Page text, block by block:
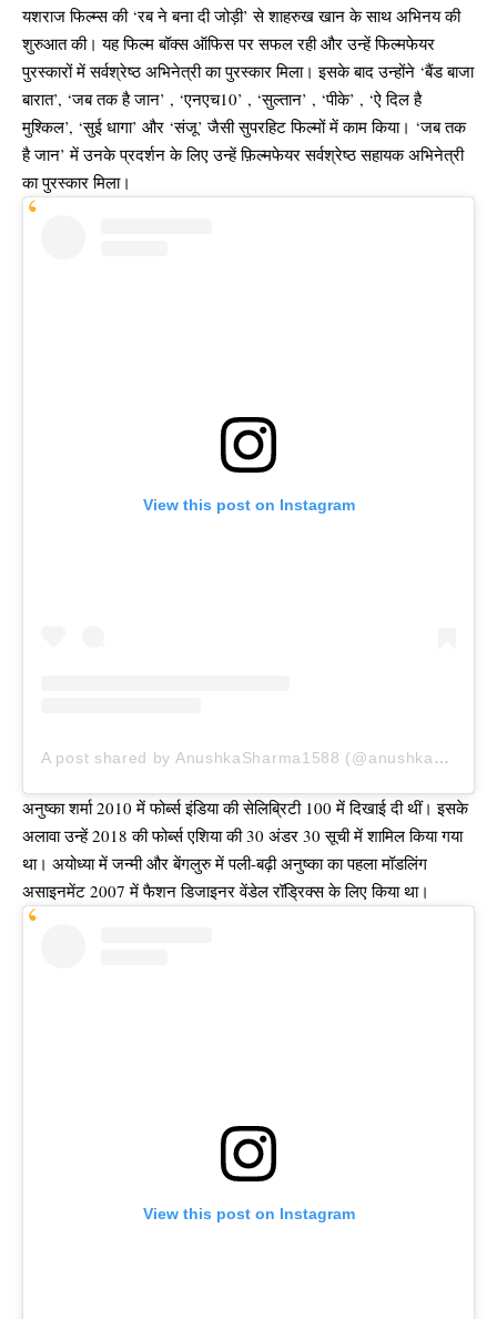
यशराज फिल्म्स की ‘रब ने बना दी जोड़ी’ से शाहरुख खान के साथ अभिनय की
शुरुआत की। यह फिल्म बॉक्स ऑफिस पर सफल रही और उन्हें फिल्मफेयर
पुरस्कारों में सर्वश्रेष्ठ अभिनेत्री का पुरस्कार मिला। इसके बाद उन्होंने ‘बैंड बाजा
बारात’, ‘जब तक है जान’ , ‘एनएच10’ , ‘सुल्तान’ , ‘पीके’ , ‘ऐ दिल है
मुश्किल’, ‘सुई धागा’ और ‘संजू’ जैसी सुपरहिट फिल्मों में काम किया। ‘जब तक
है जान’ में उनके प्रदर्शन के लिए उन्हें फ़िल्मफेयर सर्वश्रेष्ठ सहायक अभिनेत्री
का पुरस्कार मिला।
View this post on Instagram
A post shared by AnushkaSharma1588 (@anushkasharma)
अनुष्का शर्मा 2010 में फोर्ब्स इंडिया की सेलिब्रिटी 100 में दिखाई दी थीं। इसके
अलावा उन्हें 2018 की फोर्ब्स एशिया की 30 अंडर 30 सूची में शामिल किया गया
था। अयोध्या में जन्मी और बेंगलुरु में पली-बढ़ी अनुष्का का पहला मॉडलिंग
असाइनमेंट 2007 में फैशन डिजाइनर वेंडेल रॉड्रिक्स के लिए किया था।
View this post on Instagram